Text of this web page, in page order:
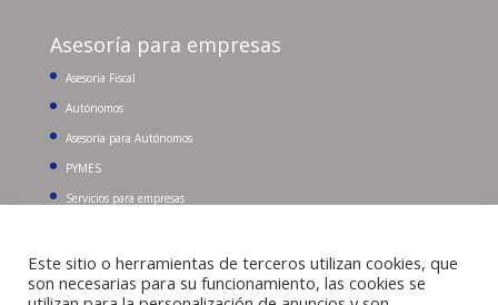
Asesoría para empresas
Asesoría Fiscal
Autónomos
Asesoría para Autónomos
PYMES
Servicios para empresas
Buscar: Tel. 91 681 96 43
Este sitio o herramientas de terceros utilizan cookies, que
son necesarias para su funcionamiento, las cookies se